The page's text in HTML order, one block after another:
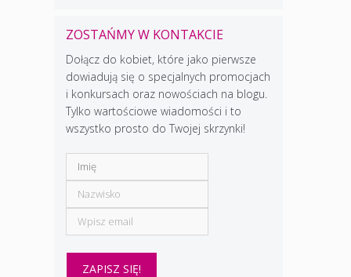
ZOSTAŃMY W KONTAKCIE
Dołącz do kobiet, które jako pierwsze
dowiadują się o specjalnych promocjach
i konkursach oraz nowościach na blogu.
Tylko wartościowe wiadomości i to
wszystko prosto do Twojej skrzynki!